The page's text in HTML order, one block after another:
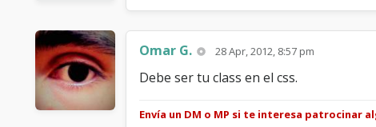
Omar G. 28 Apr, 2012, 8:57 pm
Debe ser tu class en el css.
Envía un DM o MP si te interesa patrocinar